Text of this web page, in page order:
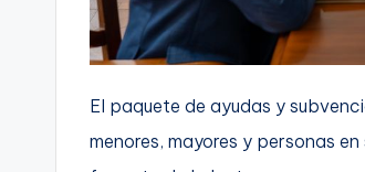
El paquete de ayudas y
menores, mayores y personas